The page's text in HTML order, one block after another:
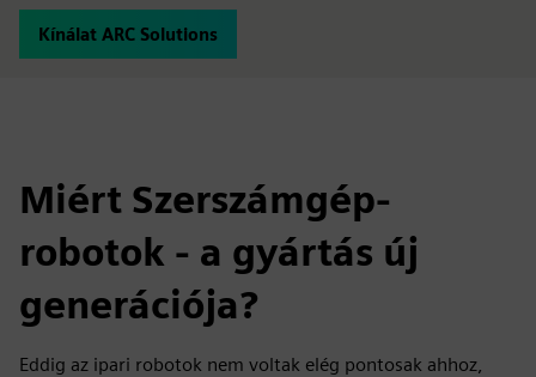
Kínálat ARC Solutions
Miért Szerszámgép-
robotok - a gyártás új
generációja?
Eddig az ipari robotok nem voltak elég pontosak ahhoz,